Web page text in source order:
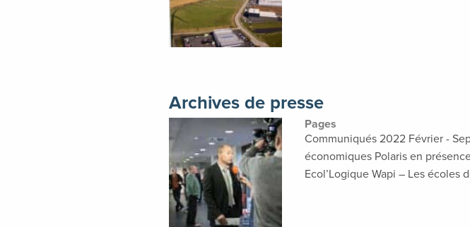
Archives de presse
Pages
Communiqués 2022 Février -
économiques Polaris en
Ecol’Logique Wapi – Les